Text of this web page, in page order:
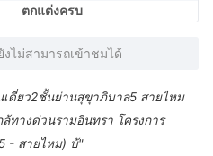
ตกแต่งครบ
ไม่สามารถเข้าชมได้
เดี่ยว2ชั้นย่านสุขุาภิบาล5 สายไหม
ทางด่วนรามอินทรา โครงการ
- สายไหม) บ้"